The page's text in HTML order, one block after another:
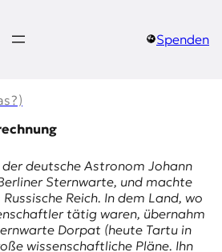
Spenden
deutsche Astronom Johann
Sternwarte, und machte
Reich. In dem Land, wo
tätig waren, übernahm
Dorpat (heute Tartu in
wissenschaftliche Pläne. Ihn